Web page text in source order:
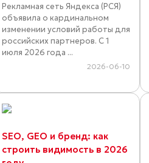
Рекламная сеть Яндекса (РСЯ)
объявила о кардинальном
изменении условий работы для
российских партнеров. С 1
июля 2026 года ...
2026-06-10
SEO, GEO и бренд: как
строить видимость в 2026